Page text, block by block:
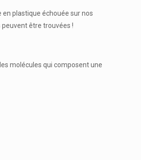
en plastique échouée sur nos
peuvent être trouvées !
molécules qui composent une